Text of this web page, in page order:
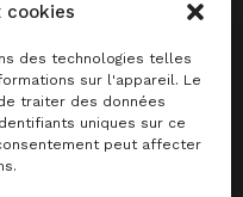
cookies
des technologies telles
sur l'appareil. Le
traiter des données
uniques sur ce
peut affecter